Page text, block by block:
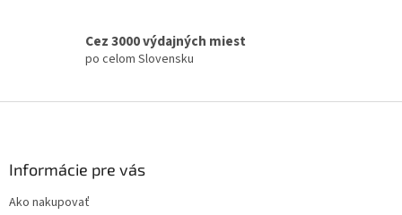
v
v
Cez 3000 výdajných miest
po celom Slovensku
Informácie pre vás
Ako nakupovať